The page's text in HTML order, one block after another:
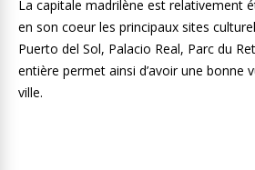
La capitale madrilène est relativement
en son coeur les principaux sites
Puerto del Sol, Palacio Real, Parc du
entière permet ainsi d’avoir une bonne
ville.